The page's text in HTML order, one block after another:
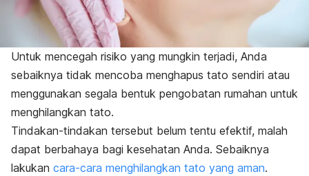
Untuk mencegah risiko yang mungkin terjadi, Anda
sebaiknya tidak mencoba menghapus tato sendiri atau
menggunakan segala bentuk pengobatan rumahan untuk
menghilangkan tato.
Tindakan-tindakan tersebut belum tentu efektif, malah
dapat berbahaya bagi kesehatan Anda. Sebaiknya
lakukan cara-cara menghilangkan tato yang aman.